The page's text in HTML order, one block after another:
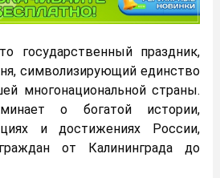
государственный праздник,
символизирующий единство
многонациональной страны.
о богатой истории,
и достижениях России,
от Калининграда до